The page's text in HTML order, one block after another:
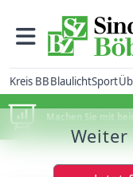
Kreis BBBlaulichtSport
Machen Sie mit